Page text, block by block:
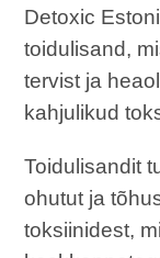
Detoxic
toidulisand,
tervist ja
kahjulikud
Toidulisandit
ohutut ja
toksiinidest,